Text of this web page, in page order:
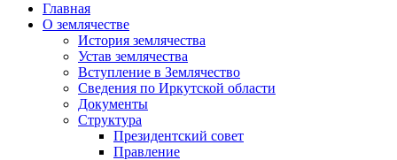
Главная
О землячестве
История землячества
Устав землячества
Вступление в Землячество
Сведения по Иркутской области
Документы
Структура
Президентский совет
Правление